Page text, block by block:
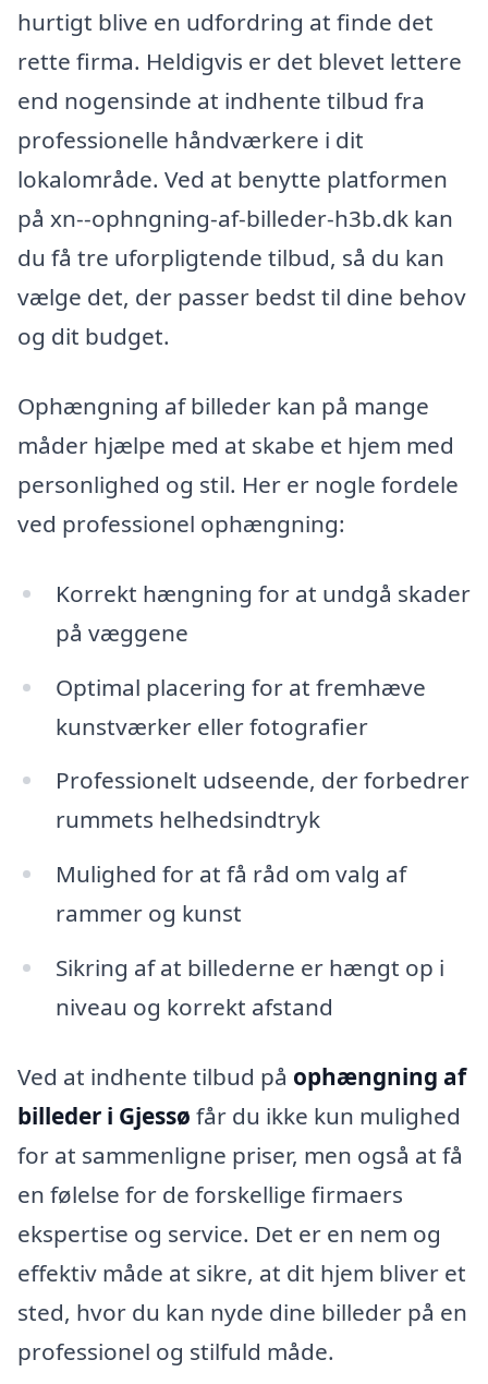
hurtigt blive en udfordring at finde det
rette firma. Heldigvis er det blevet lettere
end nogensinde at indhente tilbud fra
professionelle håndværkere i dit
lokalområde. Ved at benytte platformen
på xn--ophngning-af-billeder-h3b.dk kan
du få tre uforpligtende tilbud, så du kan
vælge det, der passer bedst til dine behov
og dit budget.
Ophængning af billeder kan på mange
måder hjælpe med at skabe et hjem med
personlighed og stil. Her er nogle fordele
ved professionel ophængning:
Korrekt hængning for at undgå skader
på væggene
Optimal placering for at fremhæve
kunstværker eller fotografier
Professionelt udseende, der forbedrer
rummets helhedsindtryk
Mulighed for at få råd om valg af
rammer og kunst
Sikring af at billederne er hængt op i
niveau og korrekt afstand
Ved at indhente tilbud på ophængning af
billeder i Gjessø får du ikke kun mulighed
for at sammenligne priser, men også at få
en følelse for de forskellige firmaers
ekspertise og service. Det er en nem og
effektiv måde at sikre, at dit hjem bliver et
sted, hvor du kan nyde dine billeder på en
professionel og stilfuld måde.